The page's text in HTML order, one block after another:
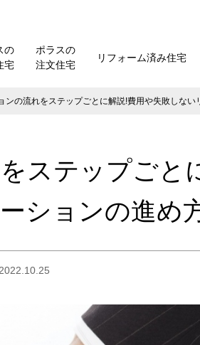
の
宅
ポラスの
注文住宅
リフォーム済み住宅
ンの流れをステップごとに解説!費用や失敗しな
ステップごと
ションの進め